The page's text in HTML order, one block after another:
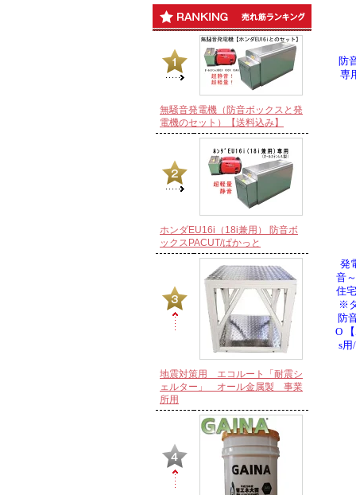
無騒音発電機（防音ボックスと発
電機のセット）【送料込み】
ホンダEU16i（18i兼用） 防音ボ
ックスPACUT/ぱかっと
地震対策用 エコルート「耐震シ
ェルター」 オール金属製 事業
所用
防
専
発
音
住
※
防
O
s